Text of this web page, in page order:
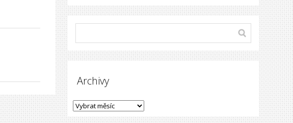
Archivy